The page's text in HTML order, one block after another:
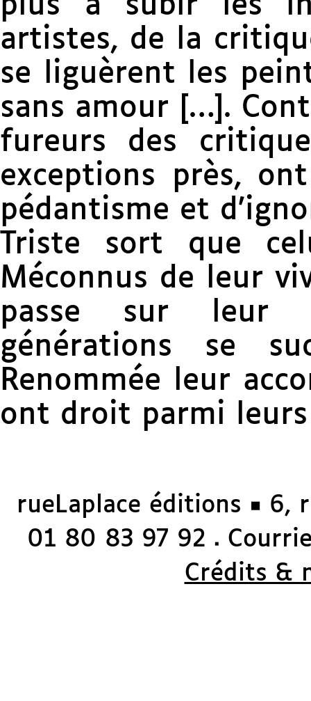
plus à subir les
artistes, de la
se liguèrent les
sans amour […].
fureurs des
exceptions près,
pédantisme et
Triste sort que
Méconnus de leur
passe sur leur
générations se
Renommée leur
ont droit parmi
rueLaplace éditions ◼ 6,
01 80 83 97 92
◼
Crédits &